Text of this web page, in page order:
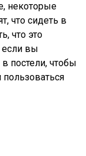
некоторые
что сидеть в
что это
если вы
постели, чтобы